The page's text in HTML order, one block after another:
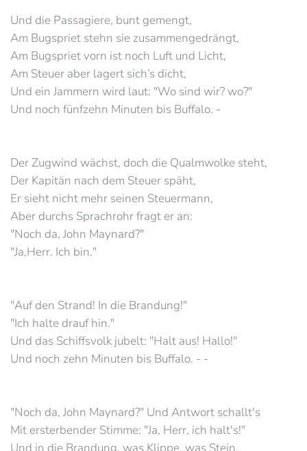
Und die Passagiere, bunt gemengt,
Am Bugspriet stehn sie zusammengedrängt,
Am Bugspriet vorn ist noch Luft und Licht,
Am Steuer aber lagert sich’s dicht,
Und ein Jammern wird laut: "Wo sind wir? wo?"
Und noch fünfzehn Minuten bis Buffalo. -
Der Zugwind wächst, doch die Qualmwolke steht,
Der Kapitän nach dem Steuer späht,
Er sieht nicht mehr seinen Steuermann,
Aber durchs Sprachrohr fragt er an:
"Noch da, John Maynard?"
"Ja,Herr. Ich bin."
"Auf den Strand! In die Brandung!"
"Ich halte drauf hin."
Und das Schiffsvolk jubelt: "Halt aus! Hallo!"
Und noch zehn Minuten bis Buffalo. - -
"Noch da, John Maynard?" Und Antwort schallt's
Mit ersterbender Stimme: "Ja, Herr, ich halt's!"